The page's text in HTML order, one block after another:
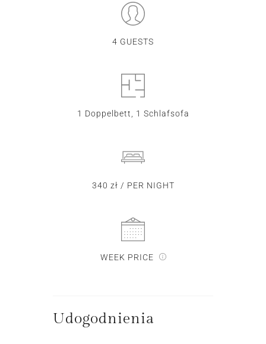
4 GUESTS
1 Doppelbett, 1 Schlafsofa
340 zł / PER NIGHT
WEEK PRICE
Udogodnienia